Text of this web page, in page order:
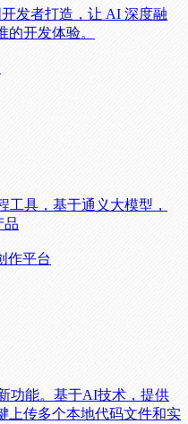
发者打造，让 AI 深度融
的开发体验。
具，基于通义大模型，
品
作平台
功能。基于AI技术，提供
上传多个本地代码文件和实